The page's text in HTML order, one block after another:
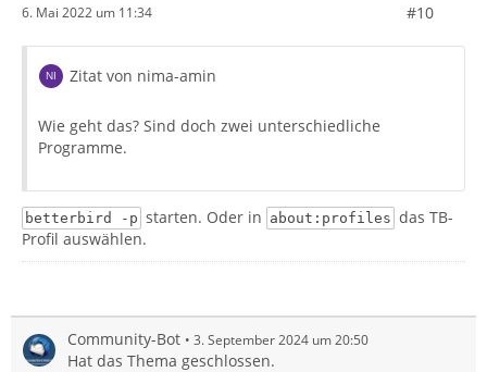
6. Mai 2022 um 11:34 #10
Zitat von nima-amin
Wie geht das? Sind doch zwei unterschiedliche
Programme.
betterbird -p starten. Oder in about:profiles das TB-
Profil auswählen.
Community-Bot 3. September 2024 um 20:50
Hat das Thema geschlossen.